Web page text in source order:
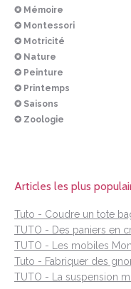
✪ Mémoire
✪ Montessori
✪ Motricité
✪ Nature
✪ Peinture
✪ Printemps
✪ Saisons
✪ Zoologie
Articles les plus
Tuto - Coudre un tote
TUTO - Des paniers en
TUTO - Les mobiles
Tuto - Fabriquer des
TUTO - La suspension